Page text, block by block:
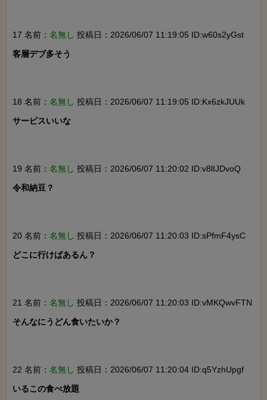
17 名前： 名無し 投稿日：2026/06/07 11:19:05 ID:w60s2yGst
客層デブ多そう
18 名前： 名無し 投稿日：2026/06/07 11:19:05 ID:Kx6zkJUUk
サービスいいな
19 名前： 名無し 投稿日：2026/06/07 11:20:02 ID:v8lIJDvoQ
令和納豆？
20 名前： 名無し 投稿日：2026/06/07 11:20:03 ID:sPfmF4ysC
どこに行けばあるん？
21 名前： 名無し 投稿日：2026/06/07 11:20:03 ID:vMKQwvFTN
そんなにうどん食いたいか？
22 名前： 名無し 投稿日：2026/06/07 11:20:04 ID:q5YzhUpgf
いるこの食べ放題